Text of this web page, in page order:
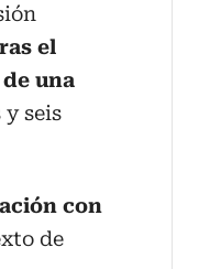
el
una
seis
con
de